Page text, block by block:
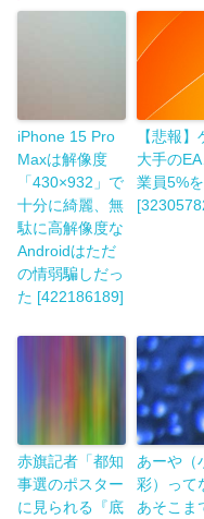
iPhone 15 Pro
Maxは解像度
「430×932」で
十分に綺麗、無
駄に高解像度な
Androidはただ
の情弱騙しだっ
た [422186189]
【悲報
大手の
業員5%
赤旗記者「都知
事選のポスター
に見られる『底
あーや（
彩）って
あそこま